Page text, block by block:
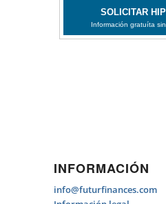
INFORMACIÓN
info@futurfinances.com